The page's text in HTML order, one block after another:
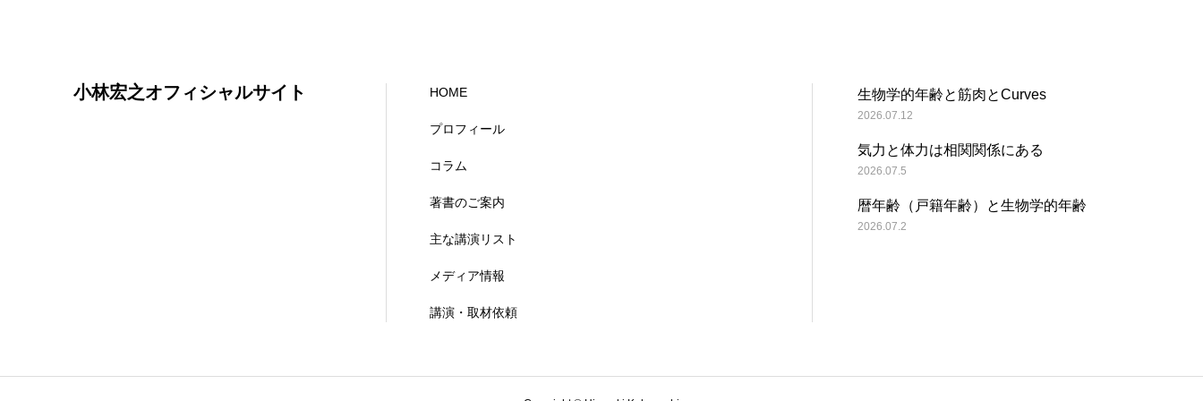
小林宏之オフィシャルサイト HOME
プロフィール
コラム
著書のご案内
主な講演リスト
メディア情報
講演・取材依頼
生物学的年齢と筋肉とCurves
2026.07.12
気力と体力は相関関係にある
2026.07.5
暦年齢（戸籍年齢）と生物学的年齢
2026.07.2